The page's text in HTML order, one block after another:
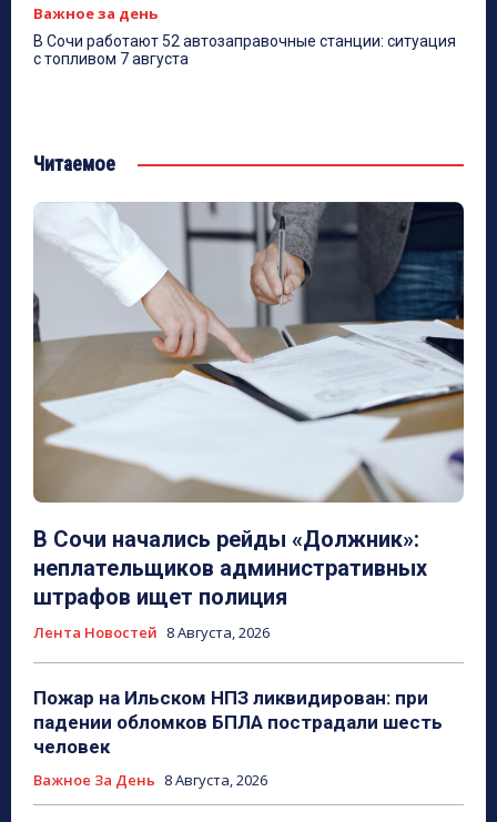
Важное за день
В Сочи работают 52 автозаправочные станции: ситуация
с топливом 7 августа
Читаемое
В Сочи начались рейды «Должник»:
неплательщиков административных
штрафов ищет полиция
Лента Новостей 8 Августа, 2026
Пожар на Ильском НПЗ ликвидирован: при
падении обломков БПЛА пострадали шесть
человек
Важное За День 8 Августа, 2026